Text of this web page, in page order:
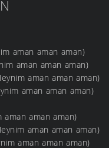
aman aman aman)
aman aman aman)
aman aman aman)
aman aman aman)
aman aman)
aman aman aman)
aman aman aman)